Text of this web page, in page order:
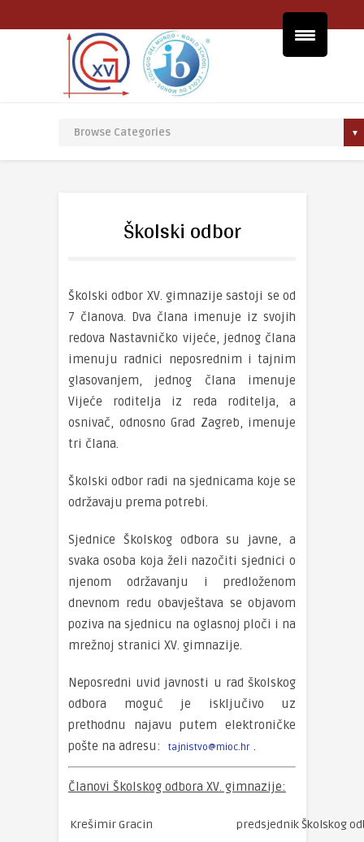
Školski odbor
Školski odbor XV. gimnazije sastoji se od
7 članova. Dva člana imenuje iz svojih
redova Nastavničko vijeće, jednog člana
imenuju radnici neposrednim i tajnim
glasovanjem, jednog člana imenuje
Vijeće roditelja iz reda roditelja, a
osnivač, odnosno Grad Zagreb, imenuje
tri člana.
Školski odbor radi na sjednicama koje se
održavaju prema potrebi.
Sjednice Školskog odbora su javne, a
svaka osoba koja želi nazočiti sjednici o
njenom održavanju i predloženom
dnevnom redu obavještava se objavom
poziva na sjednicu na oglasnoj ploči i na
mrežnoj stranici XV. gimnazije.
Neposredni uvid javnosti u rad školskog
odbora moguć je isključivo uz
prethodnu najavu putem elektroničke
pošte na adresu:
tajnistvo@mioc.hr .
Članovi Školskog odbora XV. gimnazije:
Krešimir Gracin predsjednik Školskog